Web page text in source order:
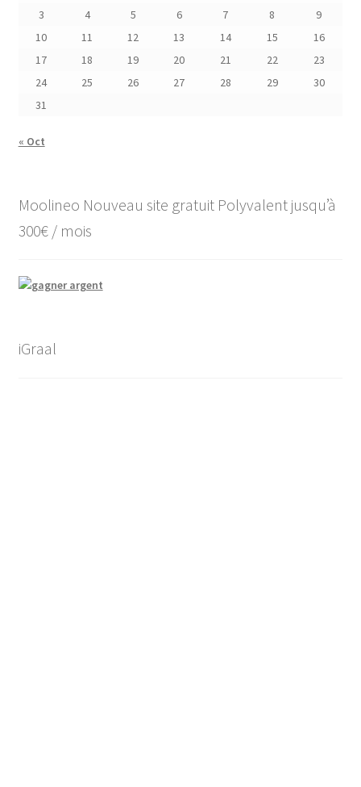
3
4 5 6 7 8
9
10
11 12 13 14 15
16
17
18 19 20 21 22
23
24
25 26 27 28 29
30
31
« Oct
Moolineo Nouveau site gratuit Polyvalent jusqu’à
300€ / mois
iGraal